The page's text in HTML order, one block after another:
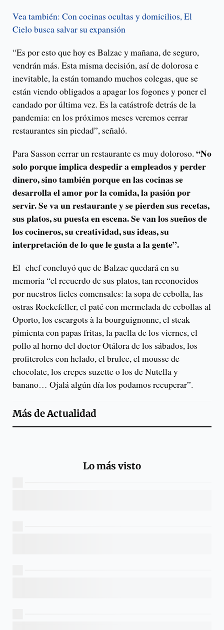
Vea también: Con cocinas ocultas y domicilios, El
Cielo busca salvar su expansión
“Es por esto que hoy es Balzac y mañana, de seguro,
vendrán más. Esta misma decisión, así de dolorosa e
inevitable, la están tomando muchos colegas, que se
están viendo obligados a apagar los fogones y poner el
candado por última vez. Es la catástrofe detrás de la
pandemia: en los próximos meses veremos cerrar
restaurantes sin piedad”, señaló.
Para Sasson cerrar un restaurante es muy doloroso. “No
solo porque implica despedir a empleados y perder
dinero, sino también porque en las cocinas se
desarrolla el amor por la comida, la pasión por
servir. Se va un restaurante y se pierden sus recetas,
sus platos, su puesta en escena. Se van los sueños de
los cocineros, su creatividad, sus ideas, su
interpretación de lo que le gusta a la gente”.
El chef concluyó que de Balzac quedará en su
memoria “el recuerdo de sus platos, tan reconocidos
por nuestros fieles comensales: la sopa de cebolla, las
ostras Rockefeller, el paté con mermelada de cebollas al
Oporto, los escargots à la bourguignonne, el steak
pimienta con papas fritas, la paella de los viernes, el
pollo al horno del doctor Otálora de los sábados, los
profiteroles con helado, el brulee, el mousse de
chocolate, los crepes suzette o los de Nutella y
banano… Ojalá algún día los podamos recuperar”.
Más deActualidad
Lo más visto